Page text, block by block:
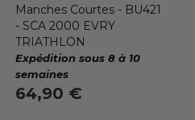
Manches Courtes - BU421
- SCA 2000 EVRY
TRIATHLON
Expédition sous 8 à 10
semaines
64,90 €